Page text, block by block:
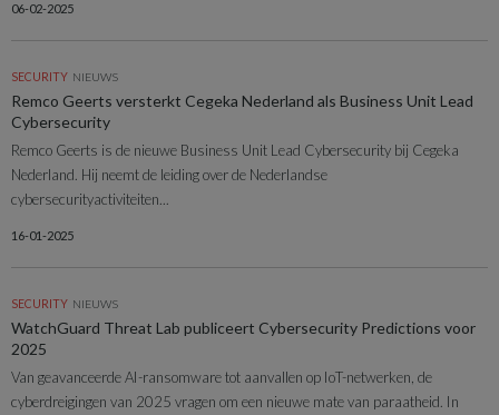
06-02-2025
SECURITY NIEUWS
Remco Geerts versterkt Cegeka Nederland als Business Unit Lead
Cybersecurity
Remco Geerts is de nieuwe Business Unit Lead Cybersecurity bij Cegeka
Nederland. Hij neemt de leiding over de Nederlandse
cybersecurityactiviteiten...
16-01-2025
SECURITY NIEUWS
WatchGuard Threat Lab publiceert Cybersecurity Predictions voor
2025
Van geavanceerde AI-ransomware tot aanvallen op IoT-netwerken, de
cyberdreigingen van 2025 vragen om een nieuwe mate van paraatheid. In